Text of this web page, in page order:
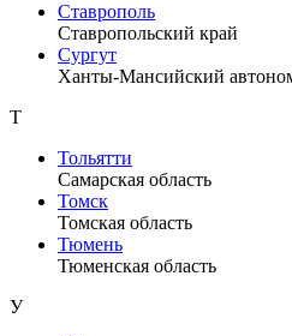
Ставрополь
Ставропольский край
Сургут
Ханты-Мансийский
Т
Тольятти
Самарская область
Томск
Томская область
Тюмень
Тюменская область
У